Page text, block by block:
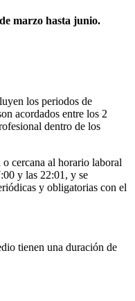
marzo hasta junio.
los periodos de
acordados entre los 2
dentro de los
cercana al horario laboral
y las 22:01, y se
y obligatorias con el
tienen una duración de